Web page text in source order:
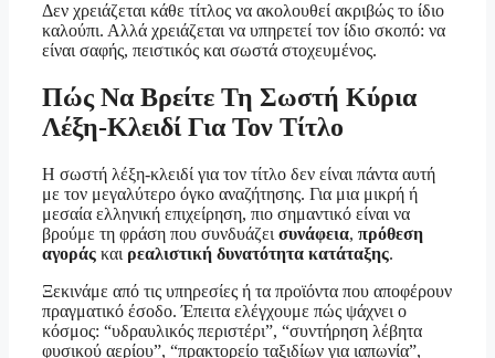
Δεν χρειάζεται κάθε τίτλος να ακολουθεί ακριβώς το ίδιο
καλούπι. Αλλά χρειάζεται να υπηρετεί τον ίδιο σκοπό: να
είναι σαφής, πειστικός και σωστά στοχευμένος.
Πώς Να Βρείτε Τη Σωστή Κύρια
Λέξη-Κλειδί Για Τον Τίτλο
Η σωστή λέξη-κλειδί για τον τίτλο δεν είναι πάντα αυτή
με τον μεγαλύτερο όγκο αναζήτησης. Για μια μικρή ή
μεσαία ελληνική επιχείρηση, πιο σημαντικό είναι να
βρούμε τη φράση που συνδυάζει συνάφεια, πρόθεση
αγοράς και ρεαλιστική δυνατότητα κατάταξης.
Ξεκινάμε από τις υπηρεσίες ή τα προϊόντα που αποφέρουν
πραγματικό έσοδο. Έπειτα ελέγχουμε πώς ψάχνει ο
κόσμος: “υδραυλικός περιστέρι”, “συντήρηση λέβητα
φυσικού αερίου”, “πρακτορείο ταξιδίων για ιαπωνία”,